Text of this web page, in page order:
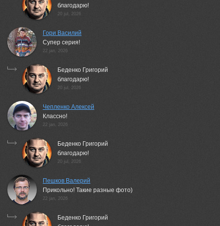
благодарю!
20 jul, 2026
Гори Василий
Супер серия!
22 jan, 2026
Беденко Григорий
благодарю!
20 jul, 2026
Чепленко Алексей
Классно!
22 jan, 2026
Беденко Григорий
благодарю!
20 jul, 2026
Пешков Валерий
Прикольно! Такие разные фото)
22 jan, 2026
Беденко Григорий